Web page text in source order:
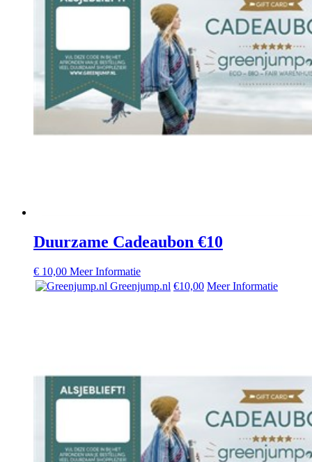
Duurzame Cadeaubon €10
€ 10,00 Meer Informatie
Greenjump.nl €10,00 Meer Informatie